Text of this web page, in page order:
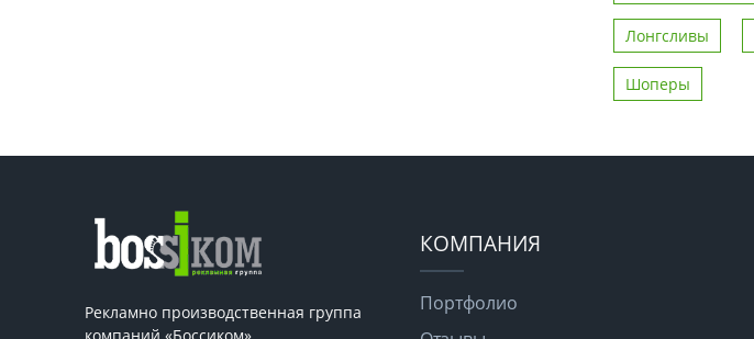
Лонгсливы
Шоперы
Рекламно производственная группа
КОМПАНИЯ
Портфолио